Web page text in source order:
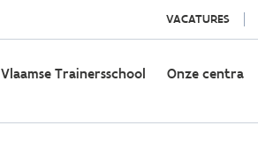
VACATURES
Vlaamse Trainersschool Onze centra